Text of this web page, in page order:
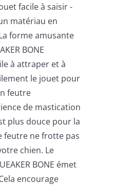
facile à saisir -
matériau en
forme amusante
BONE
à attraper et à
le jouet pour
feutre
de mastication
plus douce pour la
feutre ne frotte pas
chien. Le
BONE émet
encourage